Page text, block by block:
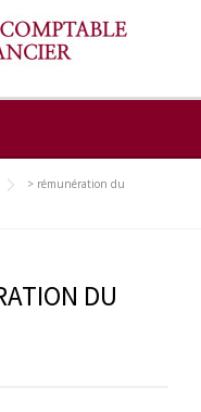
> rémunération du
DU